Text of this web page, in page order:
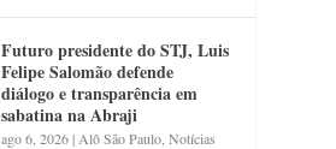
Futuro presidente do STJ, Luis
Felipe Salomão defende
diálogo e transparência em
sabatina na Abraji
ago 6, 2026| Alô São Paulo ,Notícias